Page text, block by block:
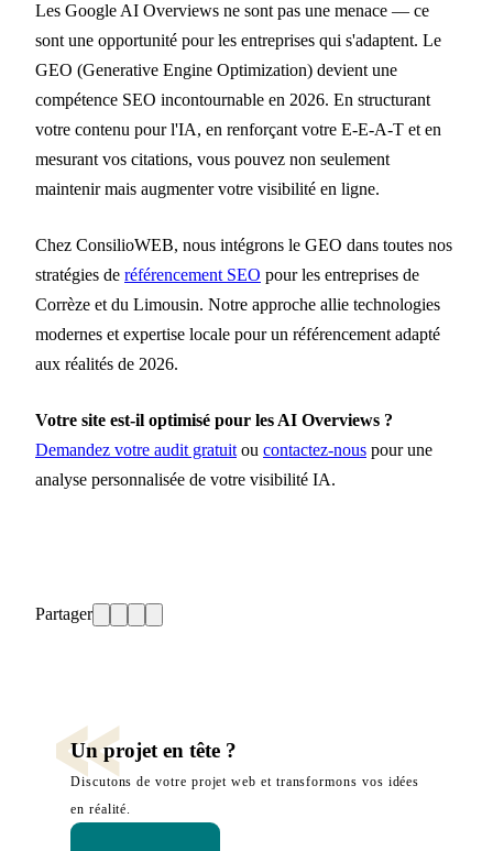
Les Google AI Overviews ne sont pas une menace — ce
sont une opportunité pour les entreprises qui s'adaptent. Le
GEO (Generative Engine Optimization) devient une
compétence SEO incontournable en 2026. En structurant
votre contenu pour l'IA, en renforçant votre E-E-A-T et en
mesurant vos citations, vous pouvez non seulement
maintenir mais augmenter votre visibilité en ligne.
Chez ConsilioWEB, nous intégrons le GEO dans toutes nos
stratégies de référencement SEO pour les entreprises de
Corrèze et du Limousin. Notre approche allie technologies
modernes et expertise locale pour un référencement adapté
aux réalités de 2026.
Votre site est-il optimisé pour les AI Overviews ?
Demandez votre audit gratuitou contactez-nous pour une
analyse personnalisée de votre visibilité IA.
Partager
Un projet en tête ?
Discutons de votre projet web et transformons vos idées
en réalité.